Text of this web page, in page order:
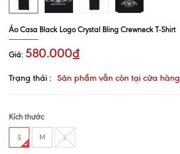
Áo Casa Black Logo Crystal Bling Crewneck T-Shirt
Giá: 580.000₫
Trạng thái : Sản phẩm vẫn còn tại cửa hàng
Kích thước
S M L